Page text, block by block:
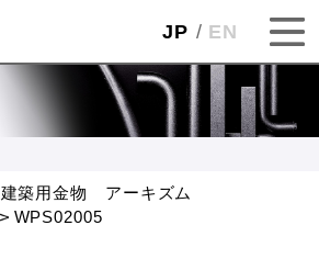
JP EN
建築用金物 アーキズム
WPS02005